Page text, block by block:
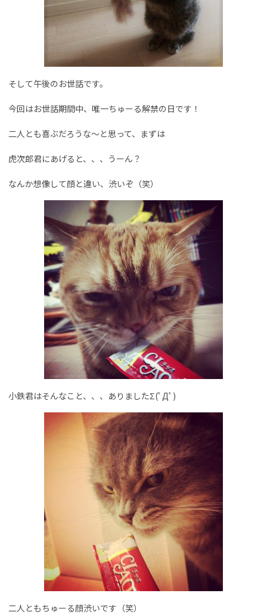
そして午後のお世話です。
今回はお世話期間中、唯一ちゅーる解禁の日です！
二人とも喜ぶだろうな～と思って、まずは
虎次郎君にあげると、、、うーん？
なんか想像して顔と違い、渋いぞ（笑）
小鉄君はそんなこと、、、ありましたΣ(ﾟДﾟ)
二人ともちゅーる顔渋いです（笑）